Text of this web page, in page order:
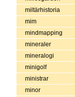
miltärhistoria
mim
mindmapping
mineraler
mineralogi
minigolf
ministrar
minor